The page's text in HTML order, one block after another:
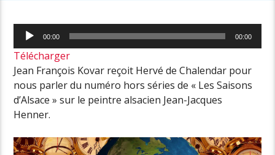
Lecteur
audio
00:00 00:00
Télécharger
Jean François Kovar reçoit Hervé de Chalendar pour
nous parler du numéro hors séries de « Les Saisons
d’Alsace » sur le peintre alsacien Jean-Jacques
Henner.